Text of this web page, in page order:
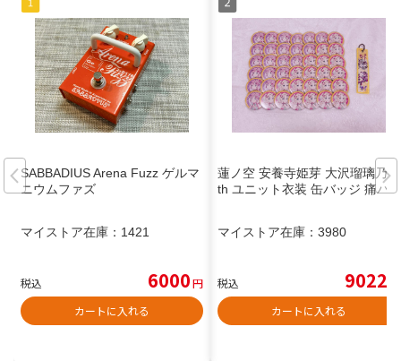
SABBADIUS Arena Fuzz ゲルマ
ニウムファズ
マイストア在庫： 1421
税込 6000円
カートに入れる
蓮ノ空 安養寺姫芽 大沢瑠璃乃 5
th ユニット衣装 缶バッジ 痛バ
マイストア在庫： 3980
税込 9022
カートに入れる